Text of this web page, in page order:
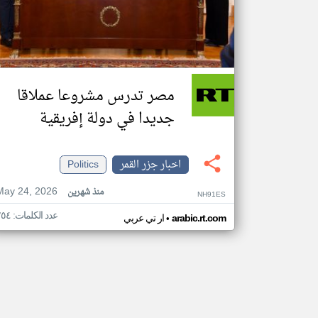
مصر تدرس مشروعا عملاقا
جديدا في دولة إفريقية
اخبار جزر القمر
Politics
24, 2026
منذ شهرين NH91ES
ار تي عربي• arabic.rt.com عدد الكلمات: ٢٥٤